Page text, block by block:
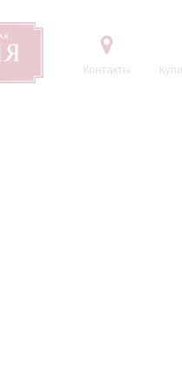
Контакты